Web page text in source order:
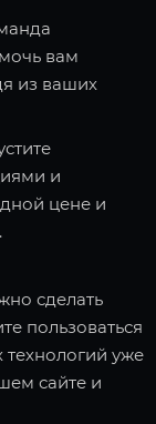
вам
из ваших
и
цене и
сделать
пользоваться
уже
сайте и